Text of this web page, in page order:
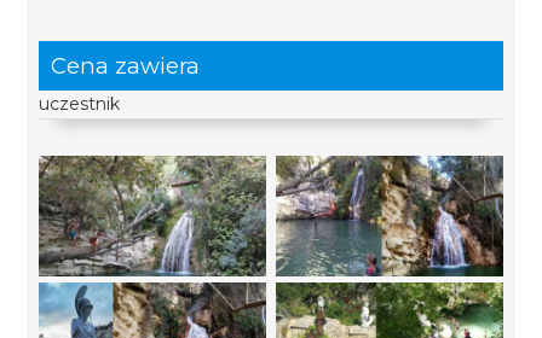
Cena zawiera
uczestnik